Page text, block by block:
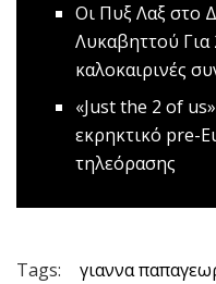
Oι Πυξ Λαξ στο
Λυκαβηττού Για
καλοκαιρινές
«Just the 2 οf
εκρηκτικό pre-
τηλεόρασης
Tags:
γιαννα